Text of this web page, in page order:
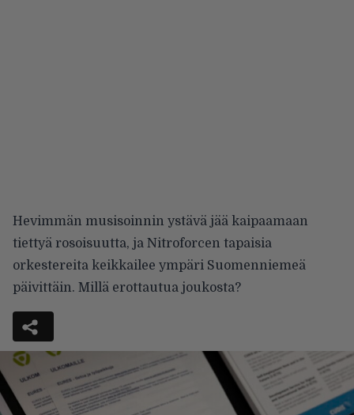
Hevimmän musisoinnin ystävä jää kaipaamaan
tiettyä rosoisuutta, ja Nitroforcen tapaisia
orkestereita keikkailee ympäri Suomenniemeä
päivittäin. Millä erottautua joukosta?